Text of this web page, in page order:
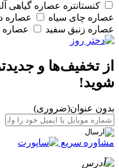
کنستانتره عصاره گیاهی
عصاره چای سیاه
عصاره
عصاره زنبق سفید
از تخفیف‌ها و
شوید!
بدون عنوان(ضروری)
مشاوره سریع